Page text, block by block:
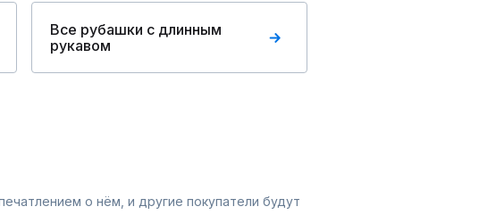
Все рубашки с длинным
рукавом
о нём, и другие покупатели будут